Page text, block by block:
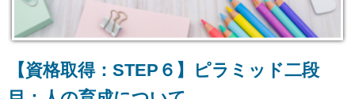
【資格取得：STEP６】ピラミッド二段